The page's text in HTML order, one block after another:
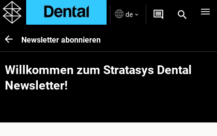
de
Newsletter abonnieren
Willkommen zum Stratasys Dental
Newsletter!